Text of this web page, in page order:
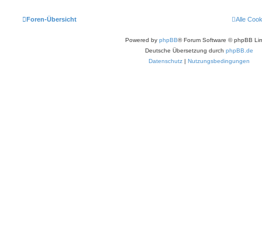
Foren-Übersicht Alle
Powered by phpBB® Forum Software © phpBB
Deutsche Übersetzung durch phpBB.de
Datenschutz | Nutzungsbedingungen